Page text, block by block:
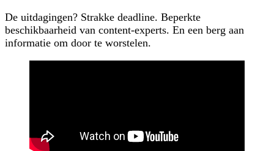
De uitdagingen? Strakke deadline. Beperkte
beschikbaarheid van content-experts. En een berg aan
informatie om door te worstelen.